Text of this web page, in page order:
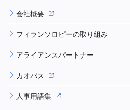
会社概要
フィランソロピーの取り組み
アライアンスパートナー
カオパス
人事用語集